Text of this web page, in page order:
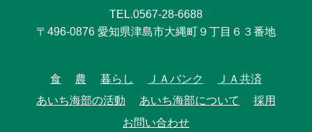
TEL.0567-28-6688
〒496-0876 愛知県津島市大縄町９丁目６３番地
食 農 暮らし ＪＡバンク
ＪＡ共済
あいち海部の活動
あいち海部について
採用
お問い合わせ